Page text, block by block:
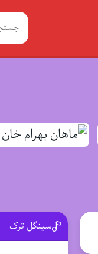
سینگل ترک